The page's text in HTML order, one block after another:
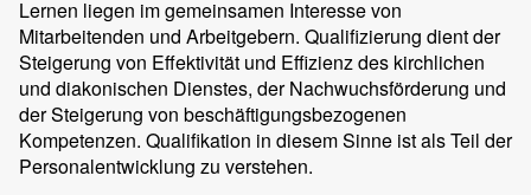
Lernen liegen im gemeinsamen Interesse von
Mitarbeitenden und Arbeitgebern. Qualifizierung dient der
Steigerung von Effektivität und Effizienz des kirchlichen
und diakonischen Dienstes, der Nachwuchsförderung und
der Steigerung von beschäftigungsbezogenen
Kompetenzen. Qualifikation in diesem Sinne ist als Teil der
Personalentwicklung zu verstehen.